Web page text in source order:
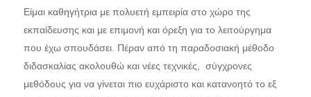
Είμαι καθηγήτρια με πολυετή εμπειρία στο χώρο της
εκπαίδευσης και με επιμονή και όρεξη για το λειτούργημα
που έχω σπουδάσει. Πέραν από τη παραδοσιακή μέθοδο
διδασκαλίας ακολουθώ και νέες τεχνικές, σύγχρονες
μεθόδους για να γίνεται πιο ευχάριστο και κατανοητό το εξ